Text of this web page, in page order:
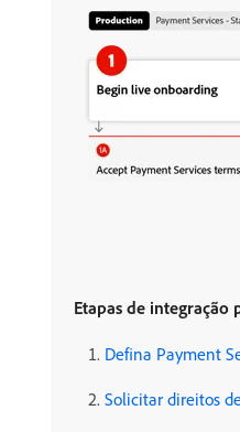
Etapas de integração
Defina Payment
Solicitar direitos